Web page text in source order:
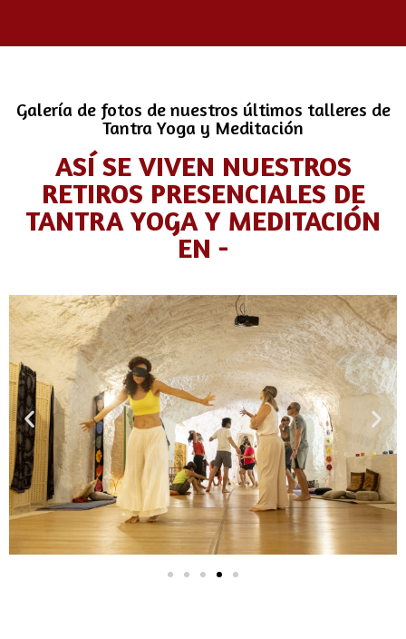
Galería de fotos de nuestros últimos talleres de
Tantra Yoga y Meditación
ASÍ SE VIVEN NUESTROS
RETIROS PRESENCIALES DE
TANTRA YOGA Y MEDITACIÓN
EN -